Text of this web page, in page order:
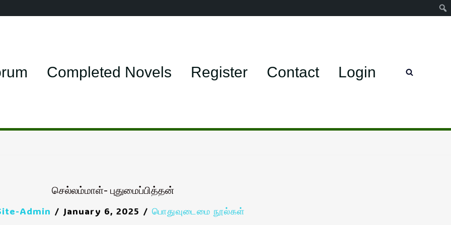
Completed Novels Register Contact Login
செல்லம்மாள்- புதுமைப்பித்தன்
Admin January 6, 2025 பொதுவுடைமை நூல்கள்